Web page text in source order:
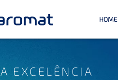
HOME
A EXCELÊNCIA